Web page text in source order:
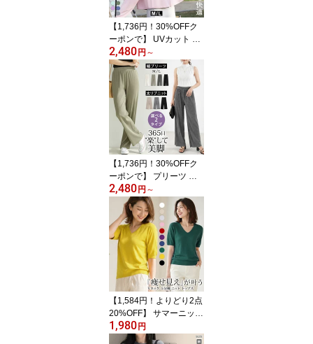
【1,736円！30%OFFク
ーポンで】 UVカット パ
ーカー カーディガン 冷
感 レディース 春 夏 白 長
袖 ラッシュガード 遮光
ひんやり ゆったり UVパ
ーカー メッシュ 指穴 取
り外し サンバイザー 日
焼け防止 大きいサイズ
高身長 低身長 トップス
通気性 紫外線対策
2,480 円 ～
【1,736円！30%OFFク
ーポンで】 プリーツ ワ
イドパンツ ニット リラ
ックス ロングパンツ レ
ディース 春 夏 春夏 黒 プ
リーツ ゆったり 大きい
サイズ ワイド パンツ リ
ブニット ボトムス ウエ
ストゴム 楽ちん 無地 あ
ったか ニットパンツ ル
ームウェア
2,480 円 ～
【1,584円！よりどり2点
20%OFF】 サマーニット
レディース トップス 春
夏 春夏 黒 白 ニットトッ
1,980 円